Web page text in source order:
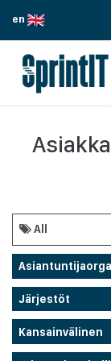
en
All
Järjestöt
Kansainvälinen